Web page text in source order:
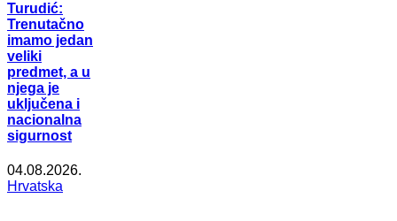
Turudić:
Trenutačno
imamo jedan
veliki
predmet, a u
njega je
uključena i
nacionalna
sigurnost
04.08.2026.
Hrvatska